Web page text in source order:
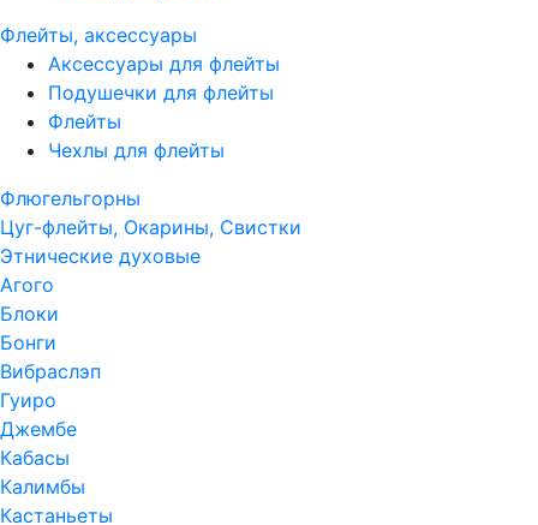
Флейты, аксессуары
Аксессуары для флейты
Подушечки для флейты
Флейты
Чехлы для флейты
Флюгельгорны
Цуг-флейты, Окарины, Свистки
Этнические духовые
Агого
Блоки
Бонги
Вибраслэп
Гуиро
Джембе
Кабасы
Калимбы
Кастаньеты